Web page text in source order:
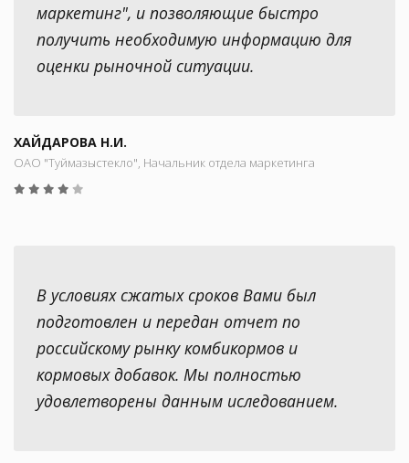
маркетинг", и позволяющие быстро
получить необходимую информацию для
оценки рыночной ситуации.
ХАЙДАРОВА Н.И.
ОАО "Туймазыстекло", Начальник отдела маркетинга
В условиях сжатых сроков Вами был
подготовлен и передан отчет по
российскому рынку комбикормов и
кормовых добавок. Мы полностью
удовлетворены данным иследованием.